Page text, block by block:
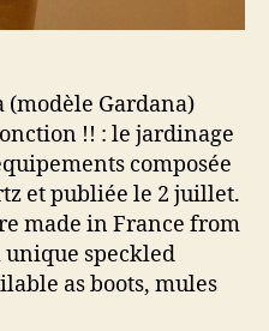
(modèle Gardana)
!! : le jardinage
composée
et publiée le 2 juillet.
made in France from
unique speckled
as boots, mules